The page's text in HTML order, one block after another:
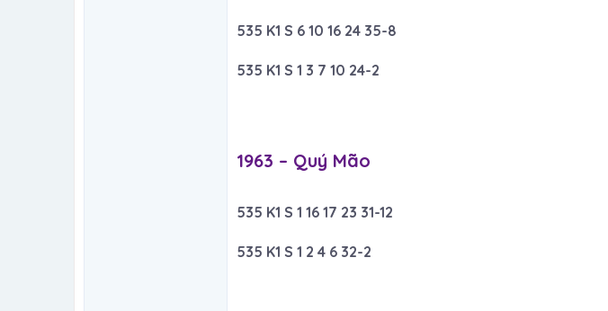
535 K1 S 6 10 16 24 35-8
535 K1 S 1 3 7 10 24-2
1963 – Quý Mão​
535 K1 S 1 16 17 23 31-12
535 K1 S 1 2 4 6 32-2